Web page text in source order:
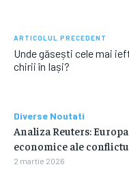
ARTICOLUL PRECEDENT
Unde găsești cele mai
chirii în Iași?
Diverse Noutati
Analiza Reuters:
economice ale
2 martie 2026